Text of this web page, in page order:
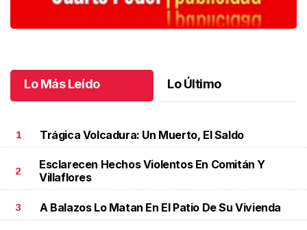
Lo Más Leído Lo Último
1 Trágica Volcadura: Un Muerto, El Saldo
2
Esclarecen Hechos Violentos En Comitán Y
Villaflores
3 A Balazos Lo Matan En El Patio De Su Vivienda